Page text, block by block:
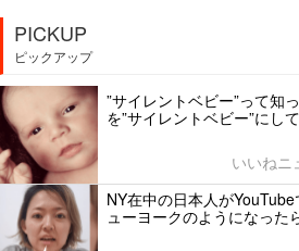
PICKUP
ピックアップ
”サイレントベビー”って知
を”サイレントベビー”にし
いいねニ
NY在中の日本人が
ューヨークのようになった